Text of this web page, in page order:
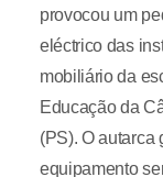
provocou um
eléctrico das
mobiliário da
Educação da
(PS). O autarca
equipamento